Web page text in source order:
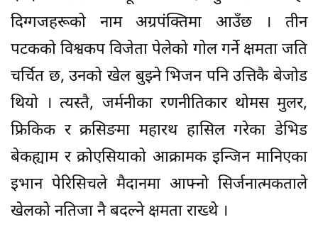
दिग्गजहरूको नाम अग्रपंक्तिमा आउँछ । तीन
पटकको विश्वकप विजेता पेलेको गोल गर्ने क्षमता जति
चर्चित छ, उनको खेल बुझ्ने भिजन पनि उत्तिकै बेजोड
थियो । त्यस्तै, जर्मनीका रणनीतिकार थोमस मुलर,
फ्रिकिक र क्रसिङमा महारथ हासिल गरेका डेभिड
बेकह्याम र क्रोएसियाको आक्रामक इन्जिन मानिएका
इभान पेरिसिचले मैदानमा आफ्नो सिर्जनात्मकताले
खेलको नतिजा नै बदल्ने क्षमता राख्थे ।